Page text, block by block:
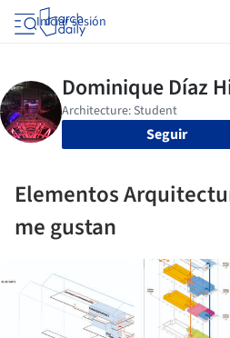
Iniciar sesión
Seguir
Elementos
me gustan